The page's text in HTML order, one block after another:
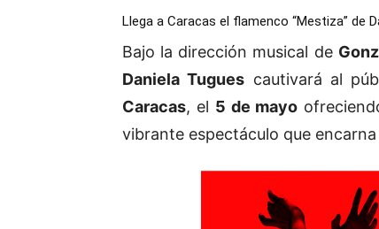
Llega a Caracas el flamenco “Mestiza” de
Bajo la dirección musical de
Daniela Tugues cautivará al
Caracas, el 5 de mayo
vibrante espectáculo que